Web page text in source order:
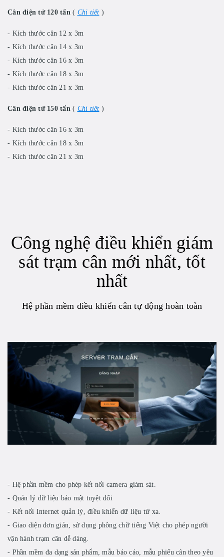
Cân điện tử 120 tấn ( Chi tiết )
- Kích thước cân 12 x 3m
- Kích thước cân 14 x 3m
- Kích thước cân 16 x 3m
- Kích thước cân 18 x 3m
- Kích thước cân 21 x 3m
Cân điện tử 150 tấn ( Chi tiết )
- Kích thước cân 16 x 3m
- Kích thước cân 18 x 3m
- Kích thước cân 21 x 3m
Công nghệ điều khiển giám
sát trạm cân mới nhất, tốt
nhất
Hệ phần mềm điều khiển cân tự động hoàn toàn
- Hệ phần mềm cho phép kết nối camera giám sát.
- Quản lý dữ liệu bảo mật tuyệt đối
- Kết nối Internet quản lý, điều khiển dữ liệu từ xa.
- Giao diện đơn giản, sử dụng phông chữ tiếng Việt cho phép người
vận hành trạm cân dễ dàng.
- Phần mềm đa dạng sản phẩm, mẫu báo cáo, mẫu phiếu cân theo yêu